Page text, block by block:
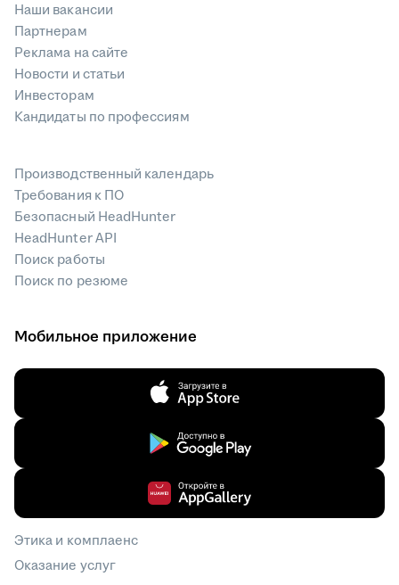
Наши вакансии
Партнерам
Реклама на сайте
Новости и статьи
Инвесторам
Кандидаты по профессиям
Производственный календарь
Требования к ПО
Безопасный HeadHunter
HeadHunter API
Поиск работы
Поиск по резюме
Мобильное приложение
Этика и комплаенс
Оказание услуг